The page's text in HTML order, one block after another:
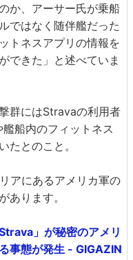
か、アーサー氏が乗船
ではなく随伴艦だった
トネスアプリの情報を
できた」と述べていま
群にはStravaの利用者
船内のフィットネス
たとのこと。
アにあるアメリカ軍の
あります。
」が秘密のアメリ
事態が発生 - GIGAZIN